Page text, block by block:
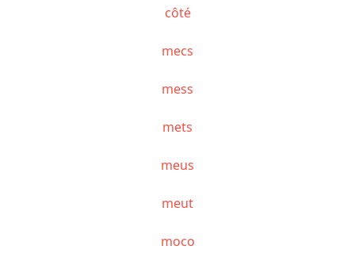
côté
mecs
mess
mets
meus
meut
moco